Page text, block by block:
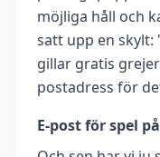
möjliga håll och
satt upp en skylt:
gillar gratis
postadress för
E-post för spel